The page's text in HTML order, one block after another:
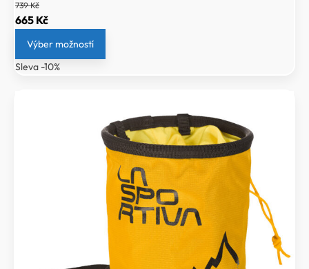
739Kč
Původní
cena
byla:
739 Kč.
665 KčAktuální
cena
665 Kč.
Výber možností
Sleva -10%